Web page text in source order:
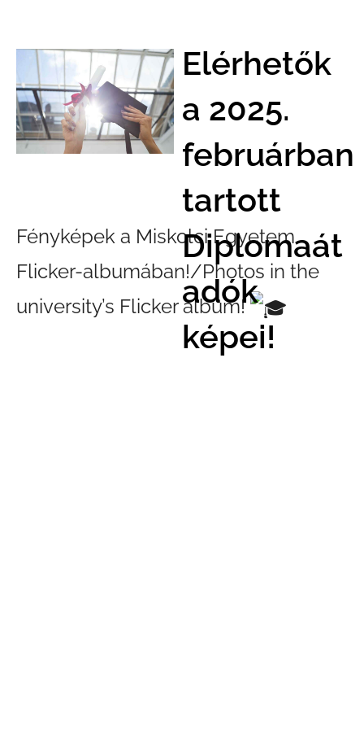
Elérhetők
a 2025.
februárban
tartott
Diplomaát
adók
képei!
Fényképek a Miskolci Egyetem
Flicker-albumában!/Photos in the
university’s Flicker album!
https://www.flickr.com/photos/unimiskolc/albums